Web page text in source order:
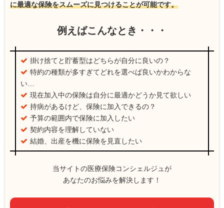
に最適な保険をスムーズに見つけることが可能です。
例えばこんなとき・・・
掛け捨てと貯蓄型はどちらが自分に良いの？
特約の種類が多すぎてどれを選べば良いかわからな
い…
現在加入中の保険は自分に最適かどうか見て欲しい
持病があるけど、保険に加入できるの？
予算の範囲内で保険に加入したい
契約内容を理解していない
結婚、出産を機に保険を見直したい
当サイトの医療保険コンシェルジュが
あなたのお悩みを解決します！